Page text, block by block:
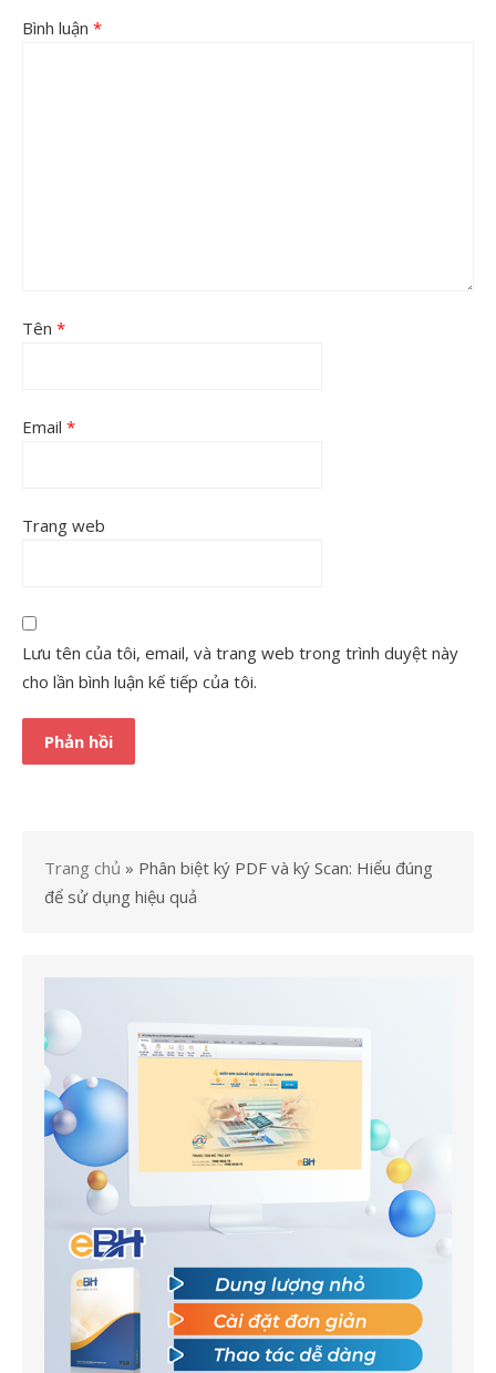
Bình luận *
Tên *
Email *
Trang web
Lưu tên của tôi, email, và trang web trong trình duyệt này
cho lần bình luận kế tiếp của tôi.
Trang chủ » Phân biệt ký PDF và ký Scan: Hiểu đúng
để sử dụng hiệu quả